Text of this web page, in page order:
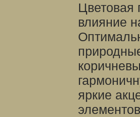
Цветовая
влияние
яркие